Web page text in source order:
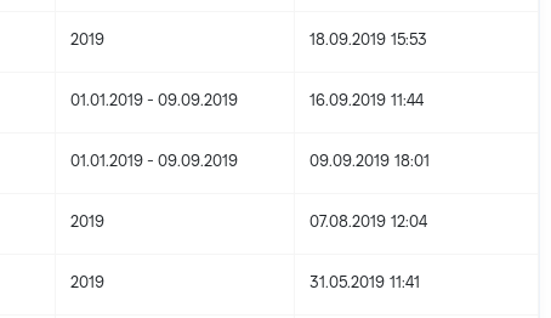
2019 18.09.2019 15:53
01.01.2019 - 09.09.2019 16.09.2019 11:44
01.01.2019 - 09.09.2019 09.09.2019 18:01
2019 07.08.2019 12:04
2019 31.05.2019 11:41